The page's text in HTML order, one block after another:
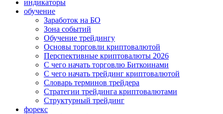
индикаторы
обучение
Заработок на БО
Зона событий
Обучение трейдингу
Основы торговли криптовалютой
Перспективные криптовалюты 2026
С чего начать торговлю Биткоинами
С чего начать трейдинг криптовалютой
Словарь терминов трейдера
Стратегии трейдинга криптовалютами
Структурный трейдинг
форекс